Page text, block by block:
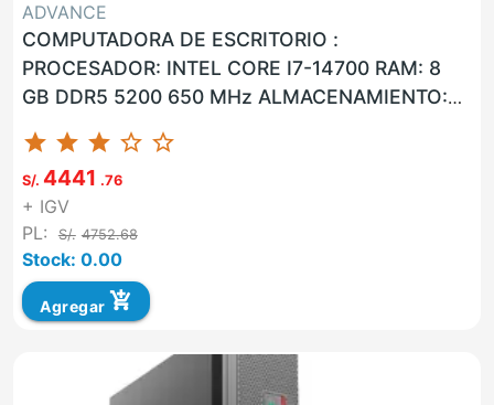
ADVANCE
COMPUTADORA DE ESCRITORIO :
PROCESADOR: INTEL CORE I7-14700 RAM: 8
GB DDR5 5200 650 MHz ALMACENAMIENTO:
500 GB M.2 SSD LAN: SI WLAN: NO USB: SI
VGA: N...
star star star star_border star_border
S/. 4441 .76
+ IGV
PL:
S/. 4752.68
Stock: 0.00
Agregar add_shopping_cart